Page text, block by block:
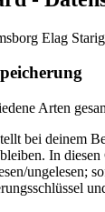
Elag
Arten
bei deinem
In
ungelesen;